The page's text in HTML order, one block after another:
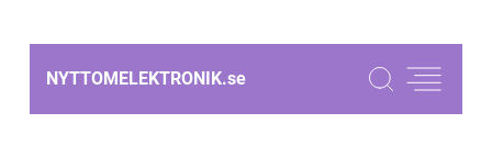
NYTTOMELEKTRONIK.se